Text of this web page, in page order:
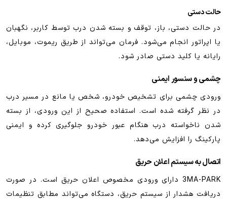
حالت دستی
در حالت دستی، باز، توقف و بسته شدن درب توسط کاربر، نگهبان
یا اپراتور انجام می‌شود. فرمان می‌تواند از طریق ریموت، موبایل،
رایانه یا کلید دستی صادر شود.
چشمی و سنسور ایمنی
ورودی چشمی برای تشخیص خودرو، شخص یا مانع در مسیر درب
در نظر گرفته شده است. استفاده صحیح از این ورودی، از بسته
شدن ناخواسته درب هنگام عبور خودرو جلوگیری کرده و ایمنی
پارکینگ را افزایش می‌دهد.
اتصال به سیستم اعلان حریق
3MA-PARK دارای ورودی مخصوص اعلان حریق است. در صورت
دریافت هشدار از سیستم حریق، دستگاه می‌تواند مطابق تنظیمات